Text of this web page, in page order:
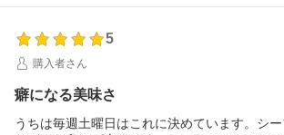
5
購入者さん
癖になる美味さ
うちは毎週土曜日はこれに決めています。シ